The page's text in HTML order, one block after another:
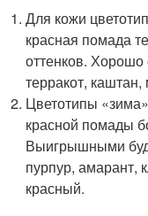
Для кожи
красная помада
оттенков. Хорошо
терракот,
Цветотипы
красной помады
Выигрышными
пурпур, амарант,
красный.